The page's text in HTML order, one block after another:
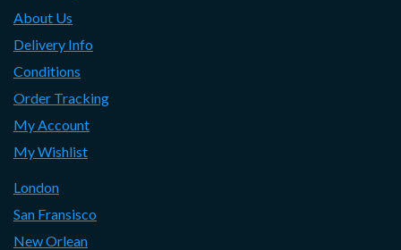
About Us
Delivery Info
Conditions
Order Tracking
My Account
My Wishlist
London
San Fransisco
New Orlean